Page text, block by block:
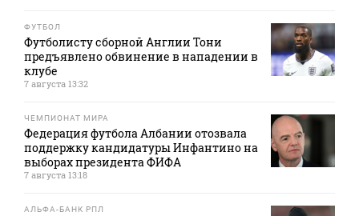
ФУТБОЛ
Футболисту сборной Англии Тони
предъявлено обвинение в нападении в
клубе
7 августа 13:32
ЧЕМПИОНАТ МИРА
Федерация футбола Албании отозвала
поддержку кандидатуры Инфантино на
выборах президента ФИФА
7 августа 13:18
АЛЬФА-БАНК РПЛ